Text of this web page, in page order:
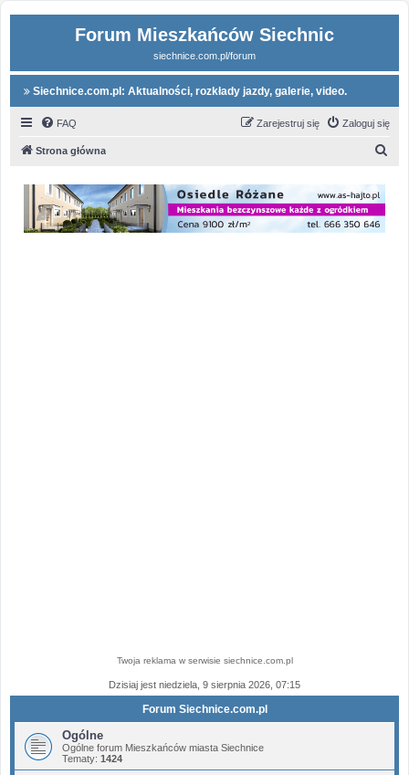
Forum Mieszkańców Siechnic
siechnice.com.pl/forum
Siechnice.com.pl: Aktualności, rozkłady jazdy, galerie, video.
FAQ Zaloguj się
Zarejestruj się
Strona główna
Twoja reklama w serwisie siechnice.com.pl
Dzisiaj jest niedziela, 9 sierpnia 2026, 07:15
Forum Siechnice.com.pl
Ogólne
Ogólne forum Mieszkańców miasta Siechnice
Tematy: 1424